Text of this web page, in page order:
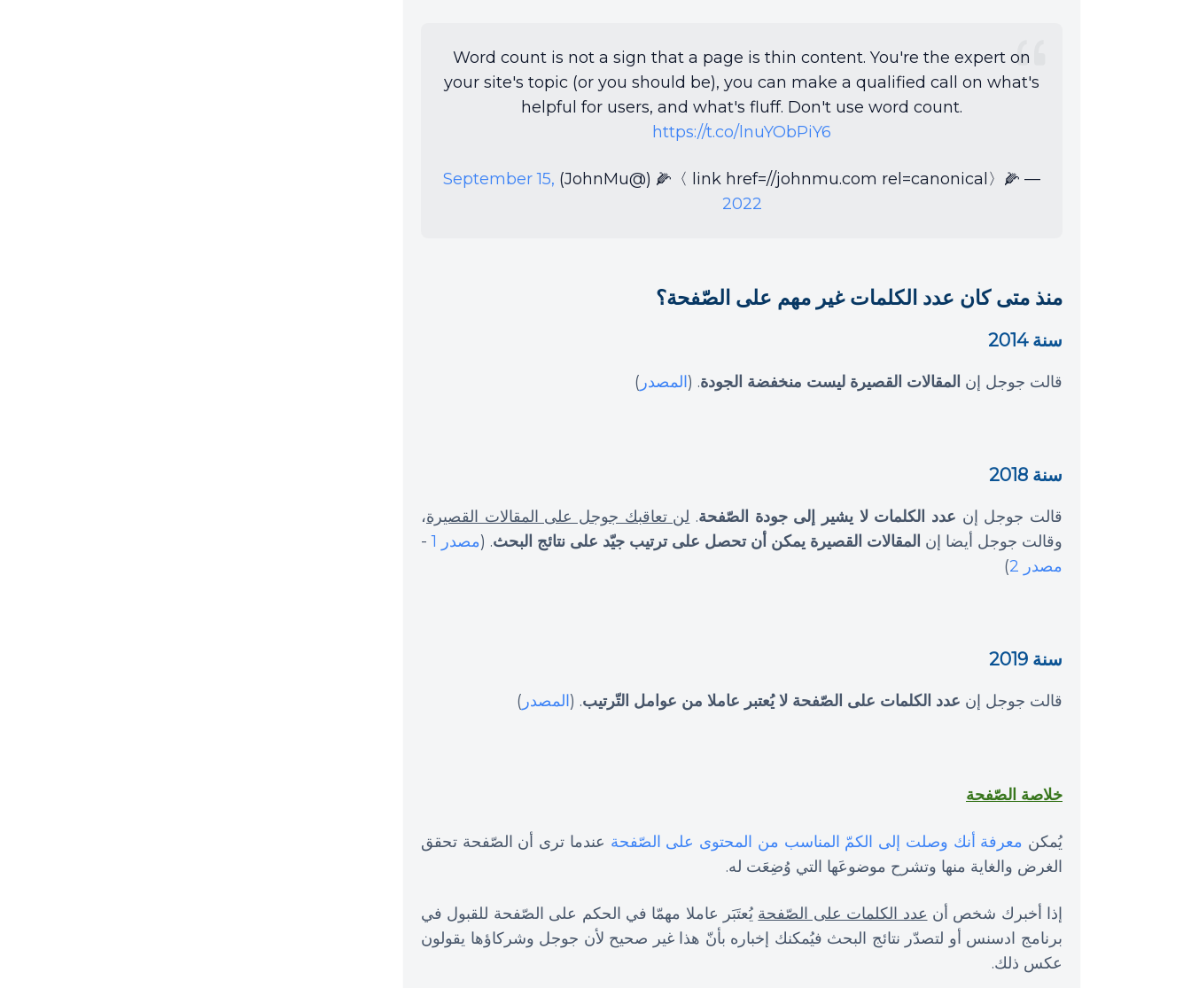
Word count is not a sign that a page is thin content. You're the expert on
your site's topic (or you should be), you can make a qualified call on what's
helpful for users, and what's fluff. Don't use word count.
https://t.co/lnuYObPiY6
— 🌽〈link href=//johnmu.com rel=canonical 〉🌽 (@JohnMu)
September 15,
2022
منذ متى كان عدد الكلمات غير مهم على الصّفحة؟
سنة 2014
قالت جوجل إن المقالات القصيرة ليست منخفضة الجودة. (المصدر )
سنة 2018
قالت جوجل إن عدد الكلمات لا يشير إلى جودة الصّفحة. لن تعاقبك جوجل على المقالات القصيرة،
وقالت جوجل أيضا إن المقالات القصيرة يمكن أن تحصل على ترتيب جيّد على نتائج البحث. (مصدر 1
-
مصدر 2
)
سنة 2019
قالت جوجل إن عدد الكلمات على الصّفحة لا يُعتبر عاملا من عوامل التّرتيب. (المصدر )
خلاصة الصّفحة
يُمكن معرفة أنك وصلت إلى الكمّ المناسب من المحتوى على الصّفحة عندما ترى أن الصّفحة تحقق
الغرض والغاية منها وتشرح موضوعَها التي وُضِعَت له.
إذا أخبرك شخص أن عدد الكلمات على الصّفحة يُعتَبَر عاملا مهمّا في الحكم على الصّفحة للقبول في
برنامج ادسنس أو لتصدّر نتائج البحث فيُمكنك إخباره بأنّ هذا غير صحيح لأن جوجل وشركاؤها يقولون
عكس ذلك.